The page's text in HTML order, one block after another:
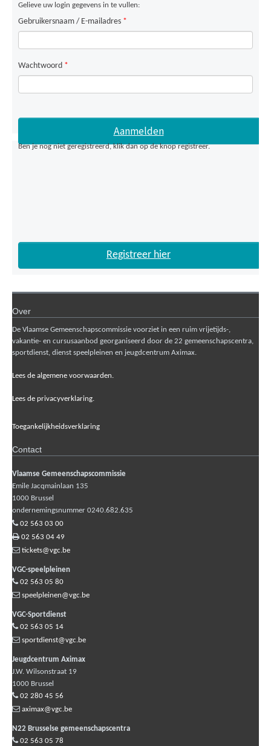
Gelieve uw login gegevens in te vullen:
Gebruikersnaam / E-mailadres *
Wachtwoord *
Ben je nog niet geregistreerd, klik dan op de knop registreer.
Registreer hier
Over
De Vlaamse Gemeenschapscommissie voorziet in een ruim vrijetijds-,
vakantie- en cursusaanbod georganiseerd door de 22 gemeenschapscentra,
sportdienst, dienst speelpleinen en jeugdcentrum Aximax.
Lees de algemene voorwaarden.
Lees de privacyverklaring.
Toegankelijkheidsverklaring
Contact
Vlaamse Gemeenschapscommissie
Emile Jacqmainlaan 135
1000 Brussel
ondernemingsnummer 0240.682.635
02 563 03 00
02 563 04 49
tickets@vgc.be
VGC-speelpleinen
02 563 05 80
speelpleinen@vgc.be
VGC-Sportdienst
02 563 05 14
sportdienst@vgc.be
Jeugdcentrum Aximax
J.W. Wilsonstraat 19
1000 Brussel
02 280 45 56
aximax@vgc.be
N22 Brusselse gemeenschapscentra
02 563 05 78